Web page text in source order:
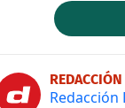
Redacción